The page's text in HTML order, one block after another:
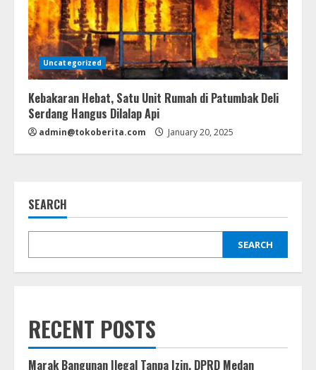
Uncategorized
Kebakaran Hebat, Satu Unit Rumah di Patumbak Deli
Serdang Hangus Dilalap Api
admin@tokoberita.com January 20, 2025
SEARCH
SEARCH
RECENT POSTS
Marak Bangunan Ilegal Tanpa Izin, DPRD Medan